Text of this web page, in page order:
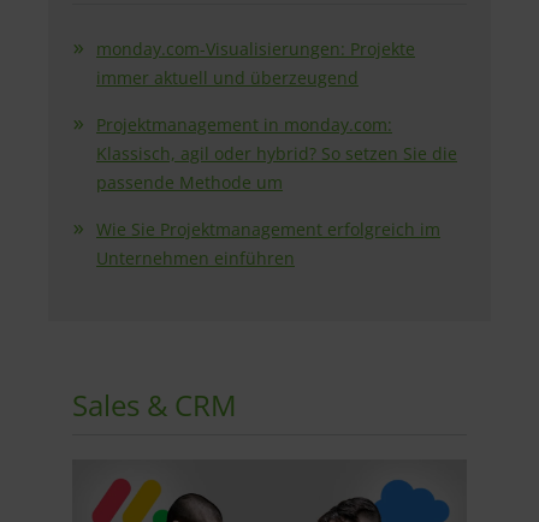
monday.com-Visualisierungen: Projekte
immer aktuell und überzeugend
Projektmanagement in monday.com:
Klassisch, agil oder hybrid? So setzen Sie die
passende Methode um
Wie Sie Projektmanagement erfolgreich im
Unternehmen einführen
Sales & CRM